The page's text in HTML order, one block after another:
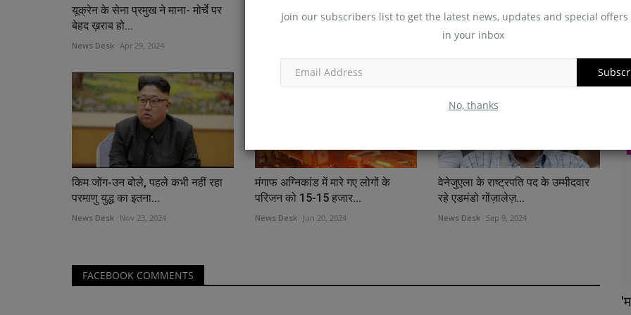
Join our subscribers list to get the latest news, updates and special
in your inbox
No, thanks
यूक्रेन के सेना प्रमुख ने माना- मोर्चे पर
बेहद ख़राब हो...
News Desk Apr 29, 2024
बलूचिस्तान प्रांत में अज्ञात बंदूकधारियों ने
अंधाधुंध गोलीबारी...
60 साल की उम्र में मिस यूनिवर्स ब्यूनस
आयर्स का खिताब जीतने...
किम जोंग-उन बोले, पहले कभी नहीं रहा
परमाणु युद्ध का इतना...
News Desk Nov 23, 2024
मंगाफ अग्निकांड में मारे गए लोगों के
परिजन को 15-15 हजार...
News Desk Jun 20, 2024
वेनेजुएला के राष्ट्रपति पद के उम्मीदवार
रहे एडमंडो गोंज़ालेज़...
News Desk Sep 9, 2024
FACEBOOK COMMENTS
शिक्षा एवं रोजगार खेल